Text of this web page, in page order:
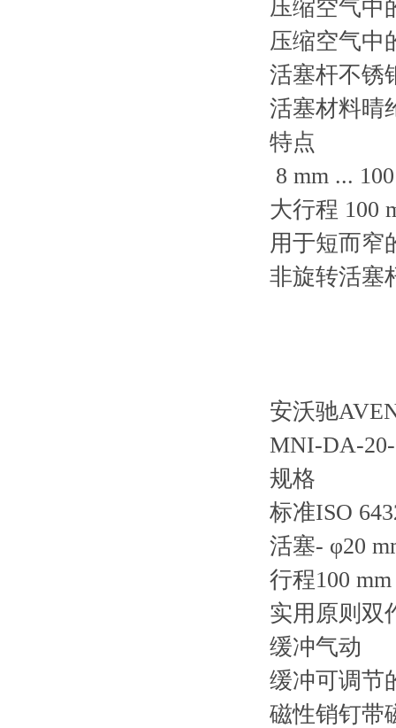
压缩空气中
压缩空气中
活塞杆不锈
活塞材料晴
特点
8 mm ...
大行程 100
用于短而窄
非旋转活塞
安沃驰
MNI-DA-20-
规格
标准ISO
活塞- φ20
行程100 mm
实用原则双
缓冲气动
缓冲可调节
磁性销钉带